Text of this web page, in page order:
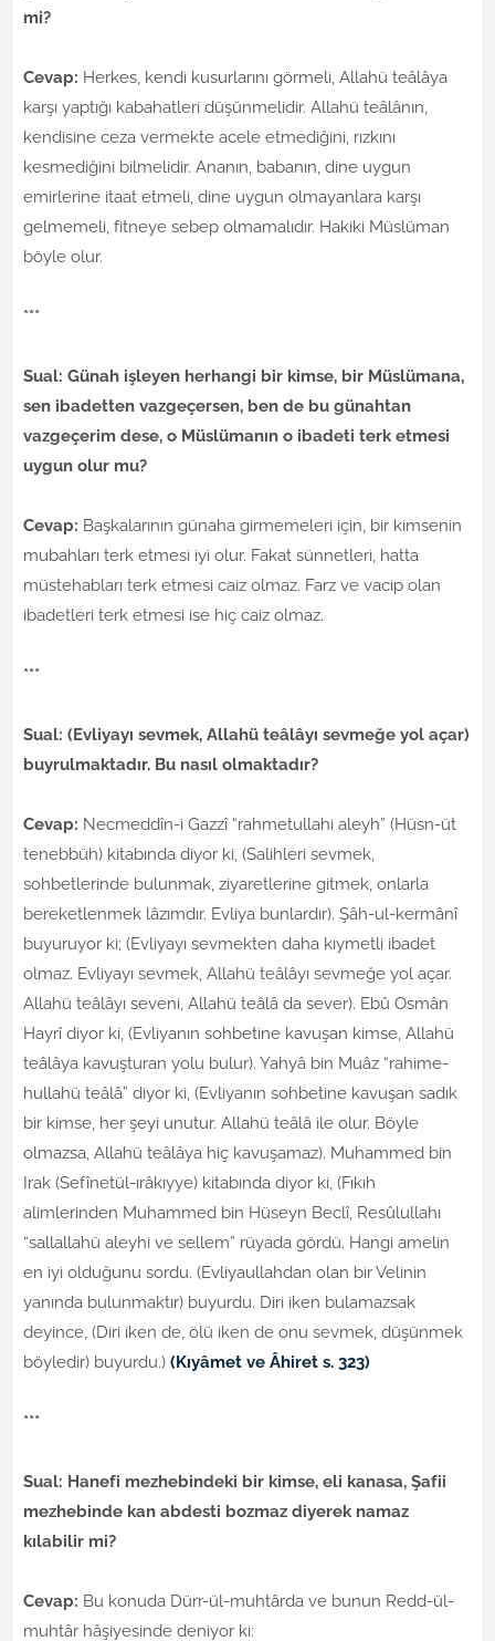
mi?
Cevap: Herkes, kendi kusurlarını görmeli, Allahü teâlâya
karşı yaptığı kabahatleri düşünmelidir. Allahü teâlânın,
kendisine ceza vermekte acele etmediğini, rızkını
kesmediğini bilmelidir. Ananın, babanın, dine uygun
emirlerine itaat etmeli, dine uygun olmayanlara karşı
gelmemeli, fitneye sebep olmamalıdır. Hakiki Müslüman
böyle olur.
***
Sual: Günah işleyen herhangi bir kimse, bir Müslümana,
sen ibadetten vazgeçersen, ben de bu günahtan
vazgeçerim dese, o Müslümanın o ibadeti terk etmesi
uygun olur mu?
Cevap: Başkalarının günaha girmemeleri için, bir kimsenin
mubahları terk etmesi iyi olur. Fakat sünnetleri, hatta
müstehabları terk etmesi caiz olmaz. Farz ve vacip olan
ibadetleri terk etmesi ise hiç caiz olmaz.
***
Sual: (Evliyayı sevmek, Allahü teâlâyı sevmeğe yol açar)
buyrulmaktadır. Bu nasıl olmaktadır?
Cevap: Necmeddîn-i Gazzî “rahmetullahi aleyh” (Hüsn-üt
tenebbüh) kitabında diyor ki, (Salihleri sevmek,
sohbetlerinde bulunmak, ziyaretlerine gitmek, onlarla
bereketlenmek lâzımdır. Evliya bunlardır). Şâh-ul-kermânî
buyuruyor ki; (Evliyayı sevmekten daha kıymetli ibadet
olmaz. Evliyayı sevmek, Allahü teâlâyı sevmeğe yol açar.
Allahü teâlâyı seveni, Allahü teâlâ da sever). Ebû Osmân
Hayrî diyor ki, (Evliyanın sohbetine kavuşan kimse, Allahü
teâlâya kavuşturan yolu bulur). Yahyâ bin Muâz “rahime-
hullahü teâlâ” diyor ki, (Evliyanın sohbetine kavuşan sadık
bir kimse, her şeyi unutur. Allahü teâlâ ile olur. Böyle
olmazsa, Allahü teâlâya hiç kavuşamaz). Muhammed bin
Irak (Sefînetül-ırâkıyye) kitabında diyor ki, (Fıkıh
alimlerinden Muhammed bin Hüseyn Beclî, Resûlullahı
“sallallahü aleyhi ve sellem” rüyada gördü. Hangi amelin
en iyi olduğunu sordu. (Evliyaullahdan olan bir Velinin
yanında bulunmaktır) buyurdu. Diri iken bulamazsak
deyince, (Diri iken de, ölü iken de onu sevmek, düşünmek
böyledir) buyurdu.) (Kıyâmet ve Âhiret s. 323)
***
Sual: Hanefi mezhebindeki bir kimse, eli kanasa, Şafii
mezhebinde kan abdesti bozmaz diyerek namaz
kılabilir mi?
Cevap: Bu konuda Dürr-ül-muhtârda ve bunun Redd-ül-
muhtâr hâşiyesinde deniyor ki: